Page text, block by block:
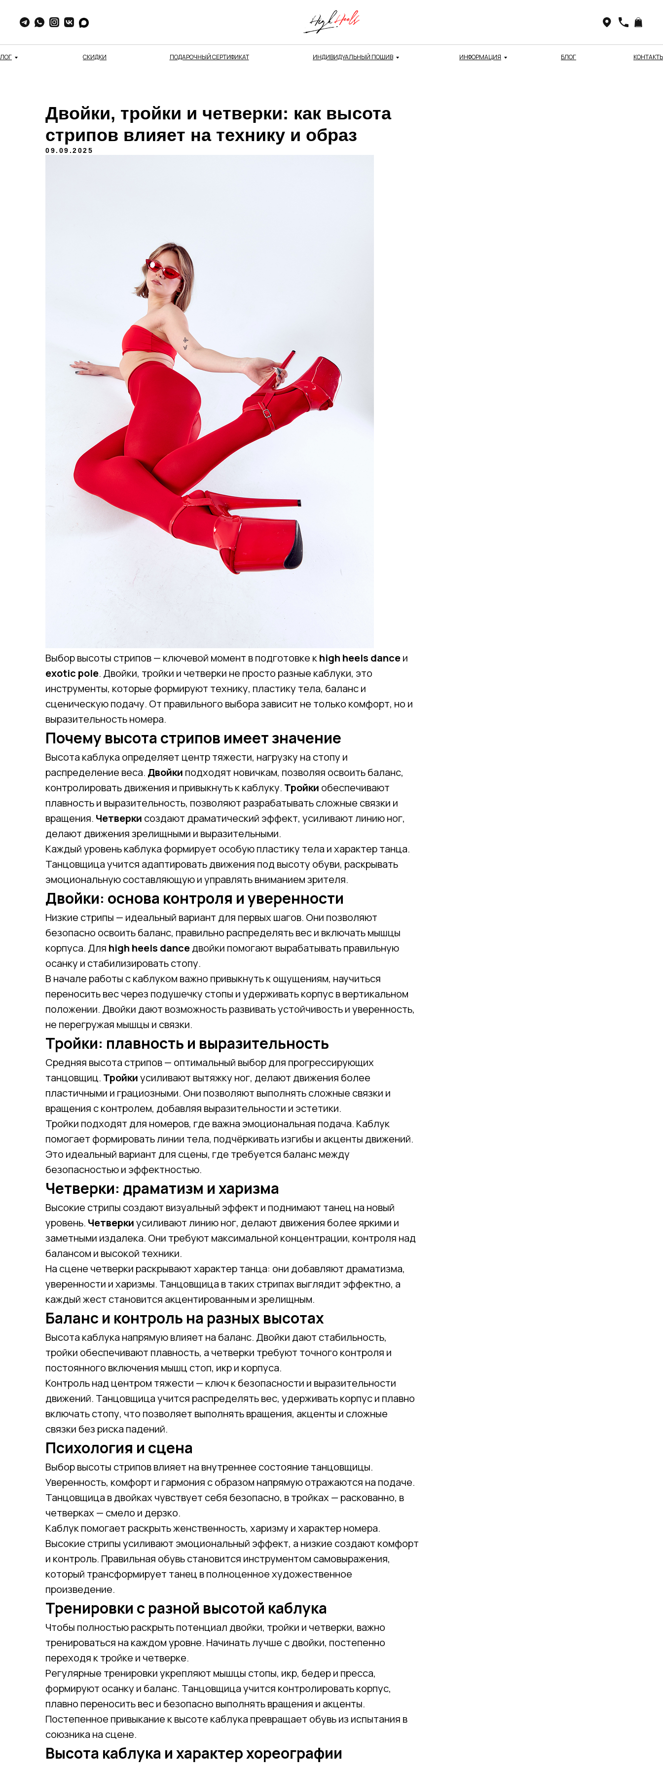
Привет! Дарим тебе -10% на первую покупку!
Подпишись на нашу рассылку
Email
Телефон
персональных данных согласно 152-ФЗ. Подробнее
ПОДАРОЧНЫЙ СЕРТИФИКАТ ИНДИВИДУАЛЬНЫЙ ПОШИВ
СКИДКИ ИНФОРМАЦИЯ БЛОГ
Двойки, тройки и четверки: как высота
стрипов влияет на технику и образ
09.09.2025
Выбор высоты стрипов — ключевой момент в подготовке кhigh heels danceи
exotic pole. Двойки, тройки и четверки не просто разные каблуки, это
инструменты, которые формируют технику, пластику тела, баланс и
сценическую подачу. От правильного выбора зависит не только комфорт, но и
выразительность номера.
Почему высота стрипов имеет значение
Высота каблука определяет центр тяжести, нагрузку на стопу и
распределение веса. Двойки подходят новичкам, позволяя освоить баланс,
контролировать движения и привыкнуть к каблуку. Тройки обеспечивают
плавность и выразительность, позволяют разрабатывать сложные связки и
вращения. Четверки создают драматический эффект, усиливают линию ног,
делают движения зрелищными и выразительными.
Каждый уровень каблука формирует особую пластику тела и характер танца.
Танцовщица учится адаптировать движения под высоту обуви, раскрывать
эмоциональную составляющую и управлять вниманием зрителя.
Двойки: основа контроля и уверенности
Низкие стрипы — идеальный вариант для первых шагов. Они позволяют
безопасно освоить баланс, правильно распределять вес и включать мышцы
корпуса. Для high heels danceдвойки помогают вырабатывать правильную
осанку и стабилизировать стопу.
В начале работы с каблуком важно привыкнуть к ощущениям, научиться
переносить вес через подушечку стопы и удерживать корпус в вертикальном
положении. Двойки дают возможность развивать устойчивость и уверенность,
не перегружая мышцы и связки.
Тройки: плавность и выразительность
Средняя высота стрипов — оптимальный выбор для прогрессирующих
танцовщиц. Тройкиусиливают вытяжку ног, делают движения более
пластичными и грациозными. Они позволяют выполнять сложные связки и
вращения с контролем, добавляя выразительности и эстетики.
Тройки подходят для номеров, где важна эмоциональная подача. Каблук
помогает формировать линии тела, подчёркивать изгибы и акценты движений.
Это идеальный вариант для сцены, где требуется баланс между
безопасностью и эффектностью.
Четверки: драматизм и харизма
Высокие стрипы создают визуальный эффект и поднимают танец на новый
уровень. Четверкиусиливают линию ног, делают движения более яркими и
заметными издалека. Они требуют максимальной концентрации, контроля над
балансом и высокой техники.
На сцене четверки раскрывают характер танца: они добавляют драматизма,
уверенности и харизмы. Танцовщица в таких стрипах выглядит эффектно, а
каждый жест становится акцентированным и зрелищным.
Баланс и контроль на разных высотах
Высота каблука напрямую влияет на баланс. Двойки дают стабильность,
тройки обеспечивают плавность, а четверки требуют точного контроля и
постоянного включения мышц стоп, икр и корпуса.
Контроль над центром тяжести — ключ к безопасности и выразительности
движений. Танцовщица учится распределять вес, удерживать корпус и плавно
включать стопу, что позволяет выполнять вращения, акценты и сложные
связки без риска падений.
Психология и сцена
Выбор высоты стрипов влияет на внутреннее состояние танцовщицы.
Уверенность, комфорт и гармония с образом напрямую отражаются на подаче.
Танцовщица в двойках чувствует себя безопасно, в тройках — раскованно, в
четверках — смело и дерзко.
Каблук помогает раскрыть женственность, харизму и характер номера.
Высокие стрипы усиливают эмоциональный эффект, а низкие создают комфорт
и контроль. Правильная обувь становится инструментом самовыражения,
который трансформирует танец в полноценное художественное
произведение.
Тренировки с разной высотой каблука
Чтобы полностью раскрыть потенциал двойки, тройки и четверки, важно
тренироваться на каждом уровне. Начинать лучше с двойки, постепенно
переходя к тройке и четверке.
Регулярные тренировки укрепляют мышцы стопы, икр, бедер и пресса,
формируют осанку и баланс. Танцовщица учится контролировать корпус,
плавно переносить вес и безопасно выполнять вращения и акценты.
Постепенное привыкание к высоте каблука превращает обувь из испытания в
союзника на сцене.
Высота каблука и характер хореографии